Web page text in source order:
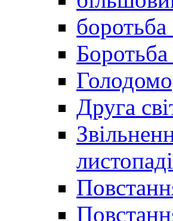
боротьба
Друга